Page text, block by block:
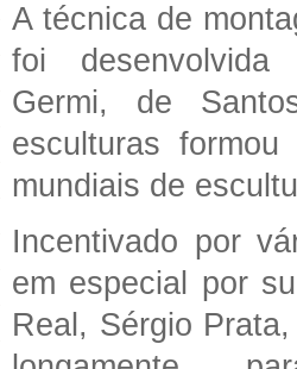
A técnica de
foi
Germi, de
esculturas
mundiais de
Incentivado por
em especial por
Real, Sérgio